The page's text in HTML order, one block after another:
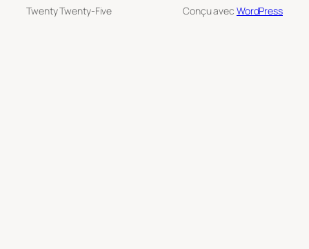
Twenty Twenty-Five Conçu avec WordPress